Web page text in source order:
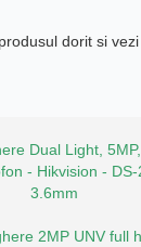
dorit si
Dual Light,
- Hikvision -
3.6mm
2MP UNV full